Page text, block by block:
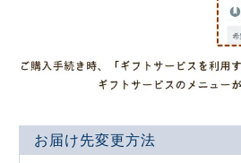
お届け先変更方法